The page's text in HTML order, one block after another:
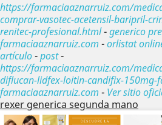
https://farmaciaaznarruiz.com/
comprar-vasotec-acetensil-baripril-
renitec-profesional.html-generico
farmaciaaznarruiz.com -orlistat
artículo-post-
https://farmaciaaznarruiz.com/
diflucan-lidfex-loitin-candifix-150mg-
farmaciaaznarruiz.com - Ver sitio
rexer generica segunda mano
Anterior